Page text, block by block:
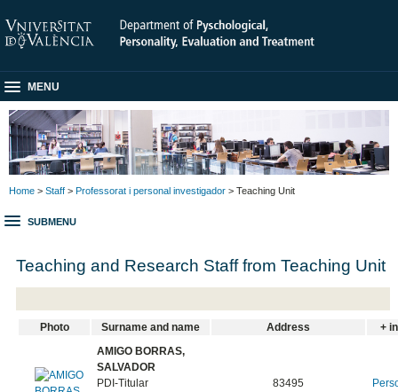
MENU
Home > Staff > Professorat i personal investigador > Teaching Unit
SUBMENU
Teaching and Research Staff from Teaching Unit
Photo Surname and name Address
+
AMIGO BORRAS,
SALVADOR
PDI-Titular
83495